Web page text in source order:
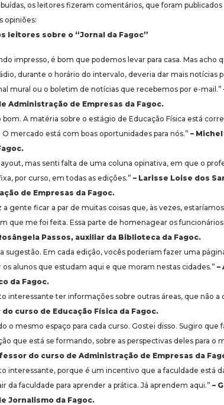
os leitores fizeram comentários, que foram
opiniões:
leitores sobre o “Jornal da Fagoc”
impresso, é bom que podemos levar para casa. Mas acho
durante o horário do intervalo, deveria dar mais notícias
mural ou o boletim de notícias que recebemos por e-mail.”
Administração de Empresas da Fagoc.
bom. A matéria sobre o estágio de Educação Física está
mercado está com boas oportunidades para nós.” –
mas senti falta de uma coluna opinativa, em que o
por curso, em todas as edições.” – Larisse Loise dos
de Empresas da Fagoc.
a gente ficar a par de muitas coisas que, às vezes,
que me foi feita. Essa parte de homenagear os
Passos, auxiliar da Biblioteca da Fagoc.
sugestão. Em cada edição, vocês poderiam fazer uma
os alunos que estudam aqui e que moram nestas cidades.” –
da Fagoc.
interessante ter informações sobre outras áreas, que não a
curso de Educação Física da Fagoc.
o mesmo espaço para cada curso. Gostei disso. Sugiro
que está se formando, sobre as perspectivas deles para o
do curso de Administração de Empresas da
interessante, porque é um incentivo que a faculdade está
da faculdade para aprender a prática. Já aprendem aqui.” –
Jornalismo da Fagoc.